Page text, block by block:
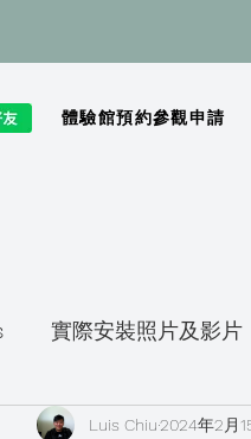
體驗館預約參觀申請
實際安裝照片及影片
Luis Chiu2024年2月